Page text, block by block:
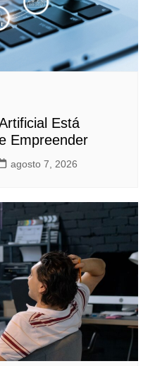
Está
Empreender
agosto 7, 2026